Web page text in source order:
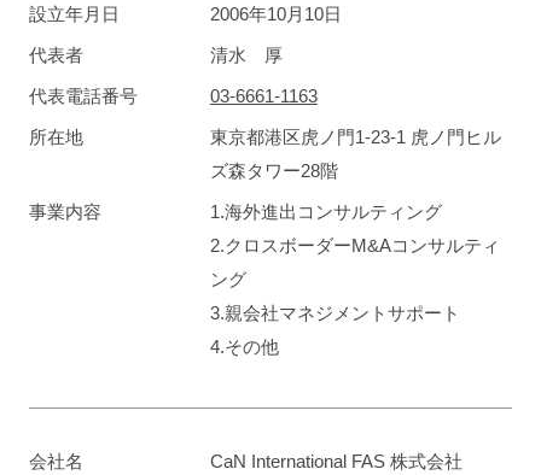
設立年月日
2006年10月10日
代表者
清水 厚
代表電話番号
03-6661-1163
所在地
東京都港区虎ノ門1-23-1 虎ノ門ヒル
ズ森タワー28階
事業内容
1.海外進出コンサルティング
2.クロスボーダーM&Aコンサルティ
ング
3.親会社マネジメントサポート
4.その他
会社名
CaN International FAS 株式会社